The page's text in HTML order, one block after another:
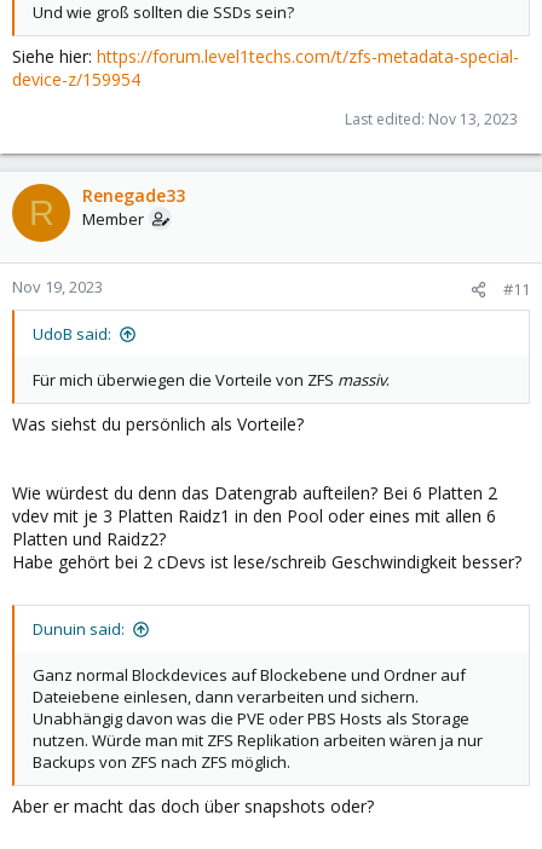
Und wie groß sollten die SSDs sein?
Siehe hier: https://forum.level1techs.com/t/zfs-metadata-special-
device-z/159954
Last edited: Nov 13, 2023
R Renegade33
Member
Nov 19, 2023 #11
UdoB said:
Für mich überwiegen die Vorteile von ZFS massiv.
Was siehst du persönlich als Vorteile?
Wie würdest du denn das Datengrab aufteilen? Bei 6 Platten 2
vdev mit je 3 Platten Raidz1 in den Pool oder eines mit allen 6
Platten und Raidz2?
Habe gehört bei 2 cDevs ist lese/schreib Geschwindigkeit besser?
Dunuin said:
Ganz normal Blockdevices auf Blockebene und Ordner auf
Dateiebene einlesen, dann verarbeiten und sichern.
Unabhängig davon was die PVE oder PBS Hosts als Storage
nutzen. Würde man mit ZFS Replikation arbeiten wären ja nur
Backups von ZFS nach ZFS möglich.
Aber er macht das doch über snapshots oder?